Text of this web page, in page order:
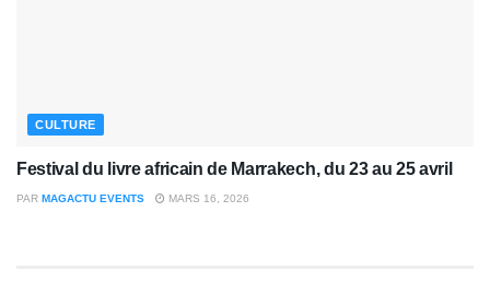
CULTURE
Festival du livre africain de Marrakech, du 23 au 25 avril
PAR MAGACTU EVENTS MARS 16, 2026